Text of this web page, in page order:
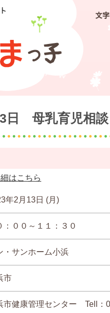
文
日 母乳育児相談
はこちら
年2月13日 (月)
：００～１１：３０
・サンホーム小浜
市
市健康管理センター Tell：